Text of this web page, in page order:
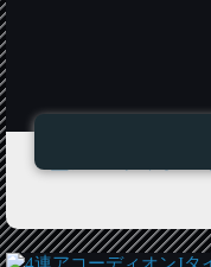
L型アコーディオン